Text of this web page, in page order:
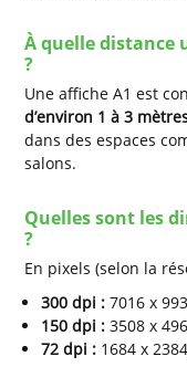
À quelle distance
?
Une affiche A1 est
d’environ 1 à 3
dans des espaces
salons.
Quelles sont les
?
En pixels (selon la
300 dpi : 7016 x
150 dpi : 3508 x
72 dpi : 1684 x